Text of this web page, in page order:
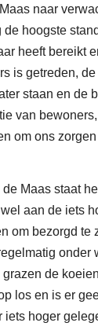
naar
hoogste
heeft bereikt
is getreden,
staan en de
van
om ons
Maas staat
aan de iets
om bezorgd te
onder
de
los en is er
iets hoger